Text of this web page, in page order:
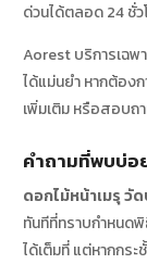
ด่วนได้ตลอด 24 ชั่ว
Aorest บริการเฉพ
ได้แม่นยำ หากต้อง
เพิ่มเติม หรือสอบถ
คำถามที่พบบ่อ
ดอกไม้หน้าเมรุ วั
ทันทีที่ทราบกำหนด
ได้เต็มที่ แต่หากกร